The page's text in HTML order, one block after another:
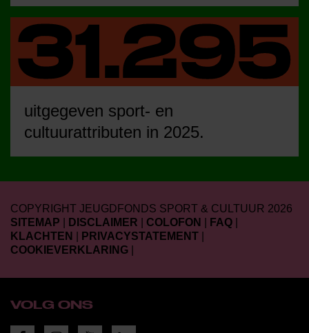
uitgegeven sport- en
cultuurattributen in 2025.
COPYRIGHT JEUGDFONDS SPORT & CULTUUR 2026
SITEMAP
DISCLAIMER COLOFON FAQ
KLACHTEN
PRIVACYSTATEMENT
COOKIEVERKLARING
VOLG ONS